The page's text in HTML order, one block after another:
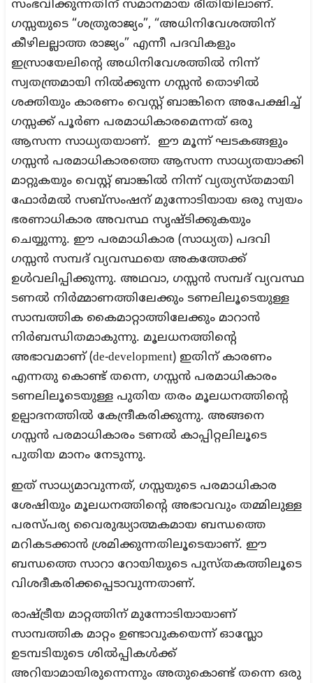
സംഭവിക്കുന്നതിന് സമാനമായ രീതിയിലാണ്.
ഗസ്സയുടെ “ശത്രുരാജ്യം”, “അധിനിവേശത്തിന്
കീഴിലല്ലാത്ത രാജ്യം” എന്നീ പദവികളും
ഇസ്രായേലിന്റെ അധിനിവേശത്തിൽ നിന്ന്
സ്വതന്ത്രമായി നിൽക്കുന്ന ഗസ്സൻ തൊഴിൽ
ശക്തിയും കാരണം വെസ്റ്റ് ബാങ്കിനെ അപേക്ഷിച്ച്
ഗസ്സക്ക് പൂർണ പരമാധികാരമെന്നത് ഒരു
ആസന്ന സാധ്യതയാണ്. ഈ മൂന്ന് ഘടകങ്ങളും
ഗസ്സൻ പരമാധികാരത്തെ ആസന്ന സാധ്യതയാക്കി
മാറ്റുകയും വെസ്റ്റ് ബാങ്കിൽ നിന്ന് വ്യത്യസ്തമായി
ഫോർമൽ സബ്സംഷന് മുന്നോടിയായ ഒരു സ്വയം
ഭരണാധികാര അവസ്ഥ സൃഷ്ടിക്കുകയും
ചെയ്യുന്നു. ഈ പരമാധികാര (സാധ്യത) പദവി
ഗസ്സൻ സമ്പദ് വ്യവസ്ഥയെ അകത്തേക്ക്
ഉൾവലിപ്പിക്കുന്നു. അഥവാ, ഗസ്സൻ സമ്പദ് വ്യവസ്ഥ
ടണൽ നിർമ്മാണത്തിലേക്കും ടണലിലൂടെയുള്ള
സാമ്പത്തിക കൈമാറ്റാത്തിലേക്കും മാറാൻ
നിർബന്ധിതമാകുന്നു. മൂലധനത്തിന്റെ
അഭാവമാണ് (de-development) ഇതിന് കാരണം
എന്നതു കൊണ്ട് തന്നെ, ഗസ്സൻ പരമാധികാരം
ടണലിലൂടെയുള്ള പുതിയ തരം മൂലധനത്തിന്റെ
ഉല്പാദനത്തിൽ കേന്ദ്രീകരിക്കുന്നു. അങ്ങനെ
ഗസ്സൻ പരമാധികാരം ടണൽ കാപ്പിറ്റലിലൂടെ
പുതിയ മാനം നേടുന്നു.
ഇത് സാധ്യമാവുന്നത്, ഗസ്സയുടെ പരമാധികാര
ശേഷിയും മൂലധനത്തിന്റെ അഭാവവും തമ്മിലുള്ള
പരസ്പര്യ വൈരുദ്ധ്യാത്മകമായ ബന്ധത്തെ
മറികടക്കാൻ ശ്രമിക്കുന്നതിലൂടെയാണ്. ഈ
ബന്ധത്തെ സാറാ റോയിയുടെ പുസ്തകത്തിലൂടെ
വിശദീകരിക്കപ്പെടാവുന്നതാണ്.
രാഷ്ട്രീയ മാറ്റത്തിന് മുന്നോടിയായാണ്
സാമ്പത്തിക മാറ്റം ഉണ്ടാവുകയെന്ന് ഓസ്ലോ
ഉടമ്പടിയുടെ ശിൽപ്പികൾക്ക്
അറിയാമായിരുന്നെന്നും അതുകൊണ്ട് തന്നെ ഒരു